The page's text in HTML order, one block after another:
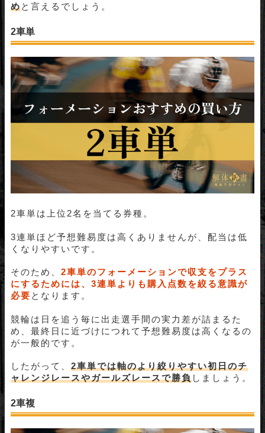
めと言えるでしょう。
2車単
2車単は上位2名を当てる券種。
3連単ほど予想難易度は高くありませんが、配当は低
くなりやすいです。
そのため、 2車単のフォーメーションで収支をプラス
にするためには、3連単よりも購入点数を絞る意識が
必要 となります。
競輪は日を追う毎に出走選手間の実力差が詰まるた
め、最終日に近づけにつれて予想難易度は高くなるの
が一般的です。
したがって、 2車単では軸のより絞りやすい初日のチ
ャレンジレースやガールズレースで勝負しましょう。
2車複